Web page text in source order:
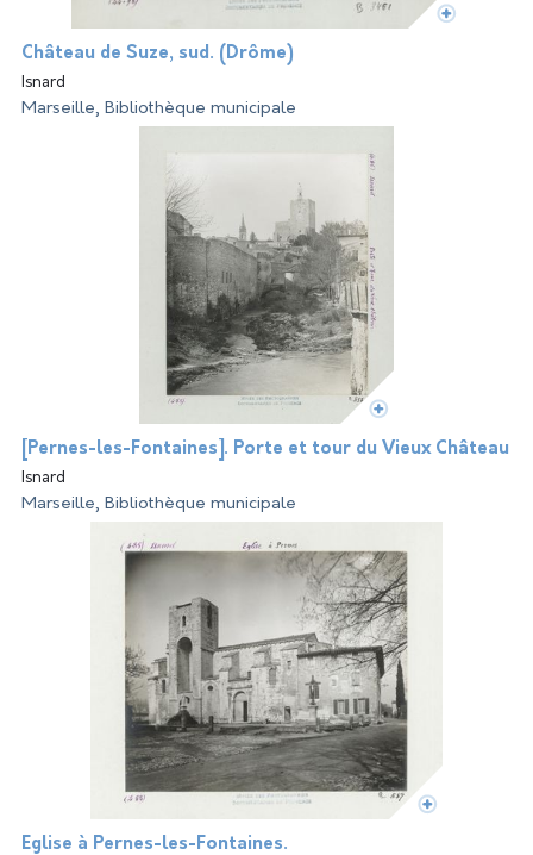
Château de Suze, sud. (Drôme)
Isnard
Marseille, Bibliothèque municipale
[Pernes-les-Fontaines]. Porte et tour du Vieux Château
Isnard
Marseille, Bibliothèque municipale
Église à Pernes-les-Fontaines.